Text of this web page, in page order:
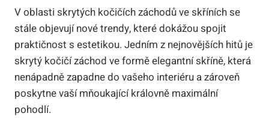
V oblasti skrytých kočičích záchodů ve skříních se
stále objevují nové trendy, které dokážou spojit
praktičnost s estetikou. Jedním z nejnovějších hitů je
skrytý kočičí záchod ve formě elegantní skříně, která
nenápadně zapadne do vašeho interiéru a zároveň
poskytne vaší mňoukající královně maximální
pohodlí.